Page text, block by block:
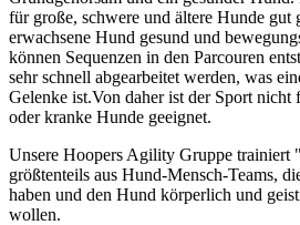
für große, schwere und ältere Hunde gut
erwachsene Hund gesund und
können Sequenzen in den Parcouren
sehr schnell abgearbeitet werden, was
Gelenke ist.Von daher ist der Sport nicht
oder kranke Hunde geeignet.
Unsere Hoopers Agility Gruppe trainiert
größtenteils aus Hund-Mensch-Teams,
haben und den Hund körperlich und
wollen.